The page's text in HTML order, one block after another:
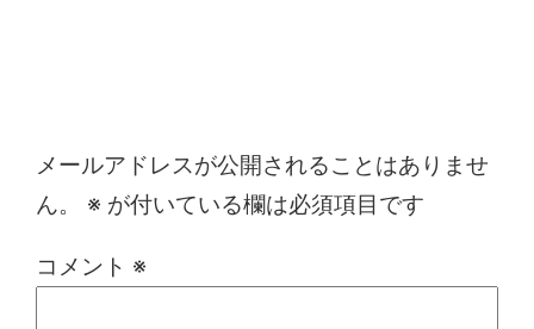
メールアドレスが公開されることはありませ
ん。
※ が付いている欄は必須項目です
コメント ※